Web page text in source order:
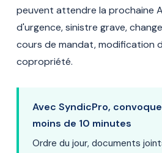
peuvent attendre la prochaine
d'urgence, sinistre grave,
cours de mandat, modification
copropriété.
Avec SyndicPro,
moins de 10 minutes
Ordre du jour, documents